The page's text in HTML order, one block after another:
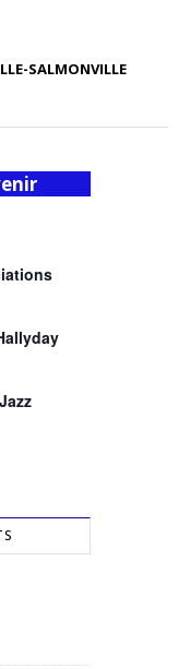
SALMONVILLE